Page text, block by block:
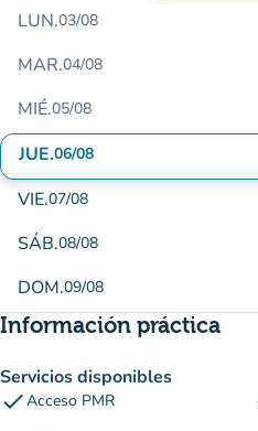
LUN.03/08
MAR.04/08
MIÉ.05/08
JUE.06/08
VIE.07/08
SÁB.08/08
DOM.09/08
Información práctica
Servicios disponibles
checkAcceso PMR